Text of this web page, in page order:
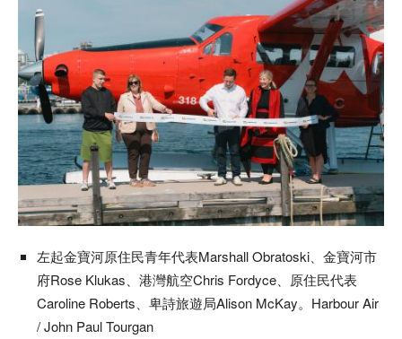
左起金寶河原住民青年代表Marshall Obratoski、金寶河市
府Rose Klukas、港灣航空Chris Fordyce、原住民代表
Caroline Roberts、卑詩旅遊局Alison McKay。Harbour Air
/ John Paul Tourgan